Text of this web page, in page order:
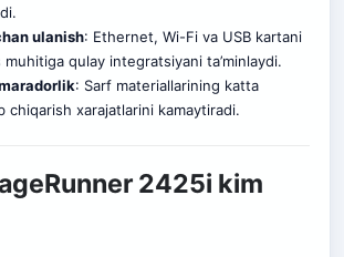
ulanish: Ethernet, Wi-Fi va USB kartani
muhitiga qulay integratsiyani ta’minlaydi.
: Sarf materiallarining katta
chiqarish xarajatlarini kamaytiradi.
2425i kim